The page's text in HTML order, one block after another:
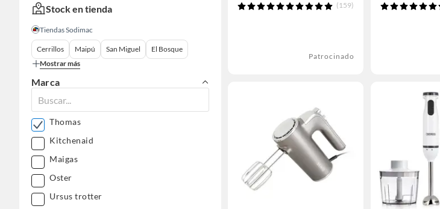
Stock en tienda
Tiendas Sodimac
Cerrillos Maipú San Miguel
El Bosque
Mostrar más
Marca
Thomas
Kitchenaid
Maigas
Oster
Ursus trotter
(159)
Patrocinado